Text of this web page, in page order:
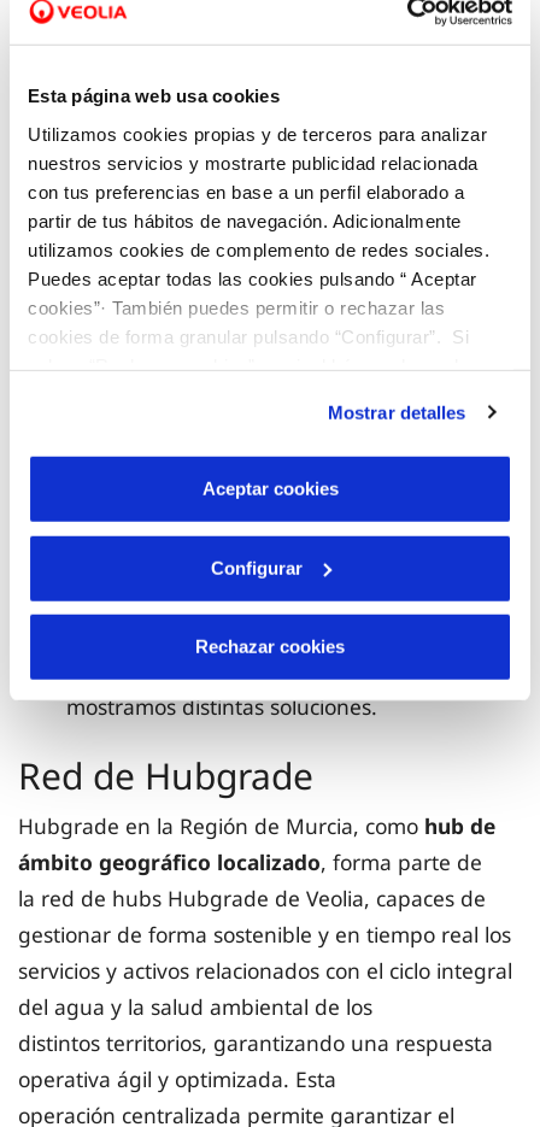
Esta página web usa cookies
Utilizamos cookies propias y de terceros para analizar
nuestros servicios y mostrarte publicidad relacionada
con tus preferencias en base a un perfil elaborado a
partir de tus hábitos de navegación. Adicionalmente
utilizamos cookies de complemento de redes sociales.
Puedes aceptar todas las cookies pulsando “ Aceptar
cookies”· También puedes permitir o rechazar las
cookies de forma granular pulsando “Configurar”. Si
son indispensables para que el sitio web funcione y que
por tanto no se pueden desactivar. Puedes consultar
más información en nuestraPolítica de Cookies
Mostrar detalles
Aceptar cookies
Configurar
Rechazar cookies
gestionamos la operación de las redes de
agua y alcantarillado en un régimen 24/7,
para todos los municipios en los que
Veolia está presente, sirviendo a medio millón
de habitantes; esto es, llevando el agua a uno
de cada tres hogares de la Región de Murcia.
Indicadores
UnLab de Innovación, espacio para la co-
creación y las alianzas con empresas,
administraciones, centros tecnológicos,
startups y universidades; realizando eventos
como hackathons, ponencias, entrevistas, etc.
mostramos distintas soluciones.
Red de Hubgrade
Hubgrade en la Región de Murcia, como hub de
ámbito geográfico localizado, forma parte de
la red de hubs Hubgrade de Veolia, capaces de
gestionar de forma sostenible y en tiempo real los
servicios y activos relacionados con el ciclo integral
del agua y la salud ambiental de los
distintos territorios, garantizando una respuesta
operativa ágil y optimizada. Esta
operación centralizada permite garantizar el